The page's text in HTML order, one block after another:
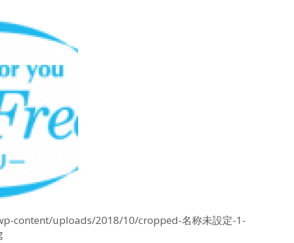
content/uploads/2018/10/cropped-名称未設定-1-